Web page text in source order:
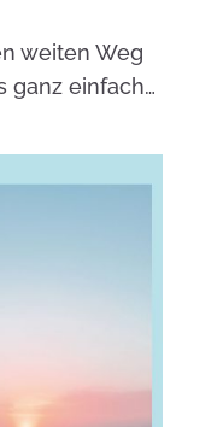
weiten Weg
ganz einfach…